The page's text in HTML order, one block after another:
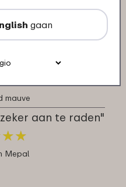
rechthoekig
ml:
mauve
aan te raden"
★★
★★
Mepal
gaan